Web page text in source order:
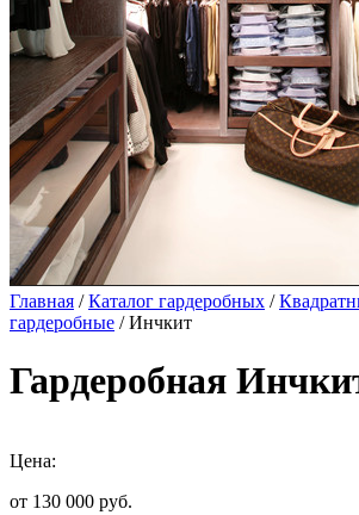
Главная /Каталог гардеробных /
гардеробные / Инчкит
Гардеробная
Цена:
от 130 000 руб.